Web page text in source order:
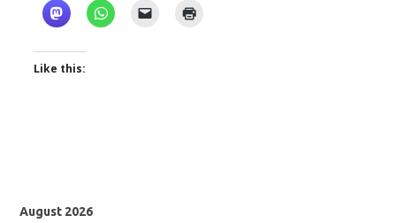
Like this:
August 2026